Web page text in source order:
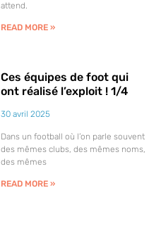
attend.
READ MORE »
Ces équipes de foot qui
ont réalisé l’exploit ! 1/4
30 avril 2025
Dans un football où l’on parle souvent
des mêmes clubs, des mêmes noms,
des mêmes
READ MORE »